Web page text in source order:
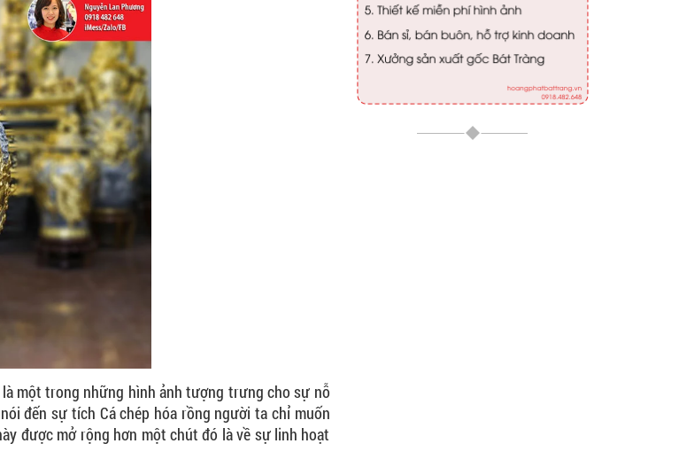
một trong những hình ảnh tượng trưng cho sự nỗ
đến sự tích Cá chép hóa rồng người ta chỉ muốn
được mở rộng hơn một chút đó là về sự linh hoạt